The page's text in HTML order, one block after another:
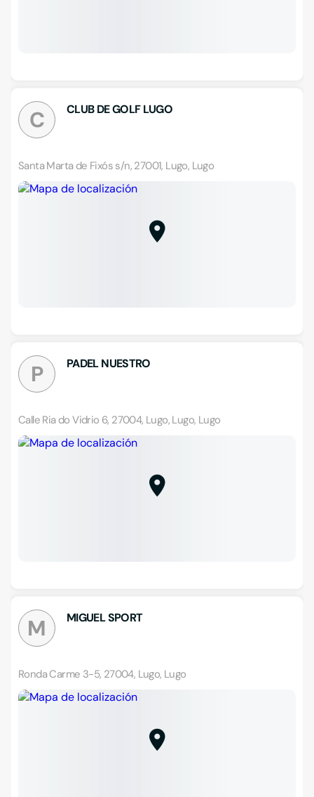
C CLUB DE GOLF LUGO
Santa Marta de Fixós s/n, 27001, Lugo, Lugo
P PADEL NUESTRO
Calle Ria do Vidrio 6, 27004, Lugo, Lugo, Lugo
M MIGUEL SPORT
Ronda Carme 3-5, 27004, Lugo, Lugo